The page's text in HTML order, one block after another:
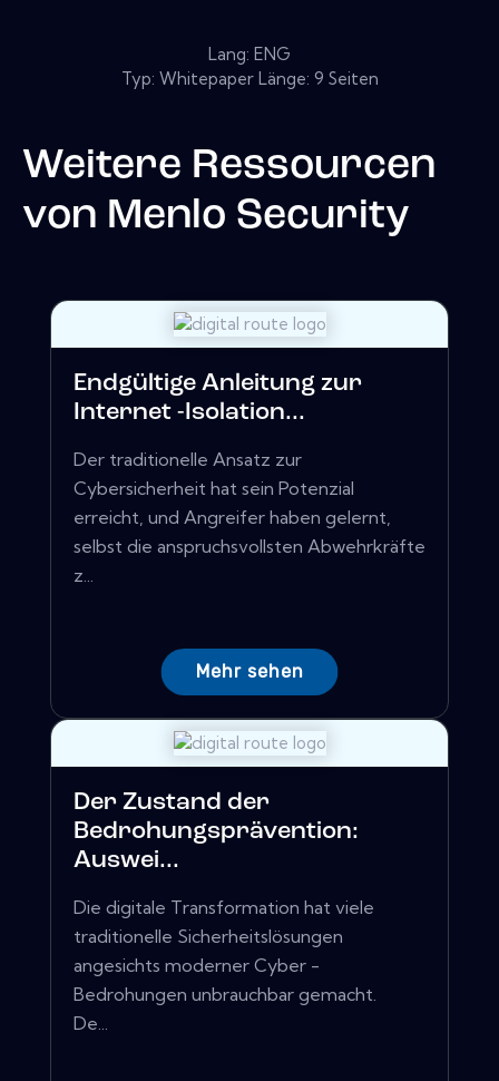
Lang: ENG
Typ: Whitepaper Länge: 9 Seiten
Weitere Ressourcen
von Menlo Security
Endgültige Anleitung zur
Internet -Isolation...
Der traditionelle Ansatz zur
Cybersicherheit hat sein Potenzial
erreicht, und Angreifer haben gelernt,
selbst die anspruchsvollsten Abwehrkräfte
z...
Mehr sehen
Der Zustand der
Bedrohungsprävention:
Auswei...
Die digitale Transformation hat viele
traditionelle Sicherheitslösungen
angesichts moderner Cyber ​​-
Bedrohungen unbrauchbar gemacht.
De...